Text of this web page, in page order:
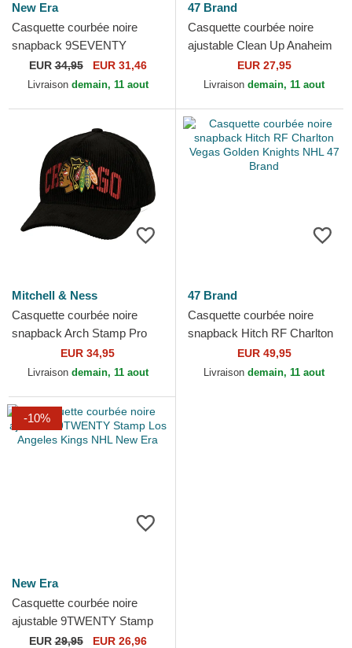
New Era
Casquette courbée noire
snapback 9SEVENTY
Stretch Snap Stated Boston
Bruins NHL New Era
EUR34,95 EUR 31,46
Livraison demain, 11 aout
47 Brand
Casquette courbée noire
ajustable Clean Up Anaheim
Ducks NHL 47 Brand
EUR 27,95
Livraison demain, 11 aout
Mitchell & Ness
Casquette courbée noire
snapback Arch Stamp Pro
Chicago Blackhawks NHL
Mitchell & Ness
EUR 34,95
Livraison demain, 11 aout
47 Brand
Casquette courbée noire
snapback Hitch RF Charlton
Vegas Golden Knights NHL
47 Brand
EUR 49,95
Livraison demain, 11 aout
-10%
New Era
Casquette courbée noire
ajustable 9TWENTY Stamp
Los Angeles Kings NHL New
EUR29,95 EUR 26,96